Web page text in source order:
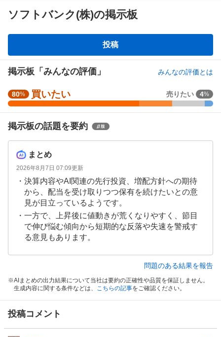
ソフトバンク(株)の掲示板
板
投稿
掲示板「みんなの評価」 みんなの評価とは
強
く
い
6
、
様
子
見
80% 買いたい 売りたい 4%
掲示板の話題を要約
まとめ
2026年8月7日 07:09更新
決算内容やAI関連の先行投資、増配方針への期待
から、配当を受け取りつつ保有を続けたいとの意
見が目立っているようです。
一方で、上昇後に値動きが荒くなりやすく、節目
で伸び悩む傾向から短期的な反落や失速を警戒す
る意見もあります。
問題のある結果を報告
AIまとめの出力結果について当社は要約の正確性や品質を保証しません。
生成内容に関する条件などは、
こちらの記事をご確認ください。
投稿コメント